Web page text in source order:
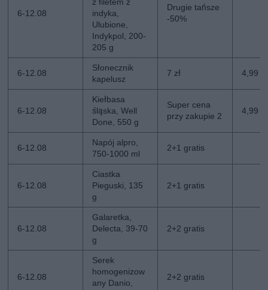
6-12.08
z filetem z
indyka,
Ulubione,
Indykpol, 200-
205 g
Drugie tańsze
-50%
6-12.08
Słonecznik
kapelusz
7 zł 4,99
6-12.08
Kiełbasa
śląska, Well
Done, 550 g
Super cena
przy zakupie 2
4,99
6-12.08
Napój alpro,
750-1000 ml
2+1 gratis
6-12.08
Ciastka
Pieguski, 135
g
2+1 gratis
6-12.08
Galaretka,
Delecta, 39-70
g
2+2 gratis
6-12.08
Serek
homogenizow
any Danio,
2+2 gratis